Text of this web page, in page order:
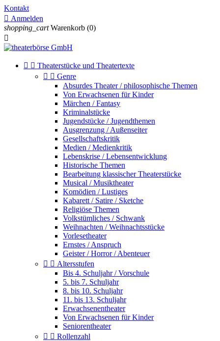
Kontakt
 Anmelden
shopping_cart Warenkorb (0)

  Theaterstücke und Theatertexte
  Genre
Absurdes Theater / philosophische Themen
Von Erwachsenen für Kinder
Märchen / Fantasy
Kriminalstücke
Jugendstücke / Jugendthemen
Ausgrenzung / Außenseiter
Gesellschaftskritik
Medien / Medienkritik
Lebenskrise / Lebensentwicklung
Historische Themen
Bearbeitung klassischer Theaterstücke
Musical / Musiktheater
Komödien / Lustiges
Kabarett / Satire / Sketche
Religiöse Themen
Volkstümliches / Schwank
Weihnachten / Weihnachtsstücke
Vorlesetheater
Ernstes / Anspruch
Geister / Horror / Abenteuer
  Altersstufen
Bis 4. Schuljahr / Vorschule
5. bis 7. Schuljahr
8. bis 10. Schuljahr
11. bis 13. Schuljahr
Erwachsenentheater
Von Erwachsenen für Kinder
Seniorentheater
  Rollenzahl